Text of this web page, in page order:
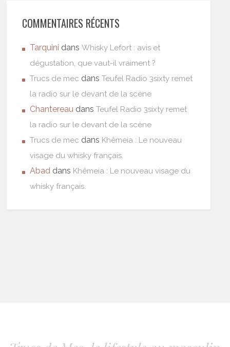
COMMENTAIRES RÉCENTS
Tarquini dansWhisky Lefort : avis et
dégustation, que vaut-il vraiment ?
Trucs de mec dansTeufel Radio 3sixty remet
la radio sur le devant de la scène
Chantereau dansTeufel Radio 3sixty remet
la radio sur le devant de la scène
Trucs de mec dans Khêmeia : Le nouveau
visage du whisky français.
Abad dans Khêmeia : Le nouveau visage du
whisky français.